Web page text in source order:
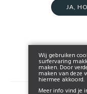
JA,
Wij gebruiken
surfervaring
maken. Door
maken van deze
hiermee akkoord.
Meer info vind je